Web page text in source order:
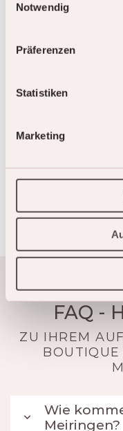
Notwendig
Präferenzen
Statistiken
Marketing
FAQ -
ZU IHREM
Wie
Meiringen?